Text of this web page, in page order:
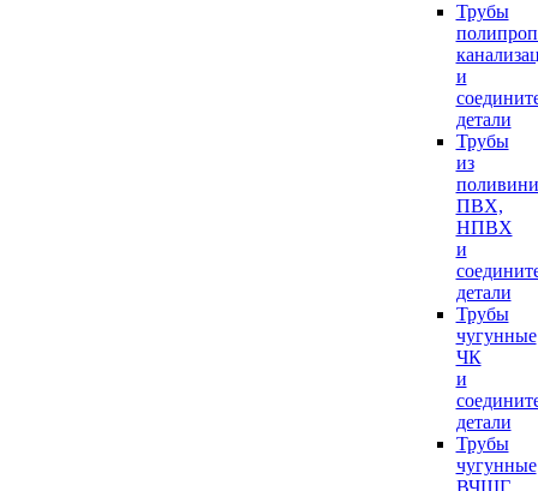
Трубы
и
детали
Трубы
из
ПВХ,
НПВХ
и
детали
Трубы
чугунные
ЧК
и
детали
Трубы
чугунные
ВЧШГ